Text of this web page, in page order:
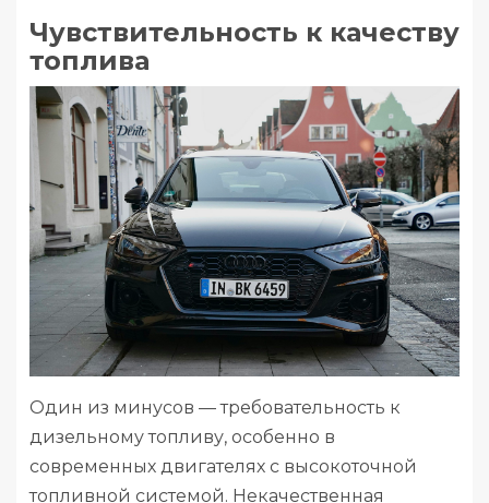
Чувствительность к качеству
топлива
Один из минусов — требовательность к
дизельному топливу, особенно в
современных двигателях с высокоточной
топливной системой. Некачественная